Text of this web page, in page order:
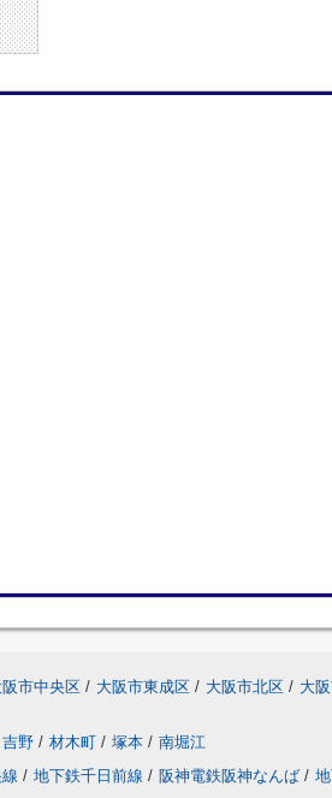
阪市中央区 / 大阪市東成区 / 大阪市北区 / 大
吉野 / 材木町 / 塚本 / 南堀江
/ 地下鉄千日前線 / 阪神電鉄阪神なんば /